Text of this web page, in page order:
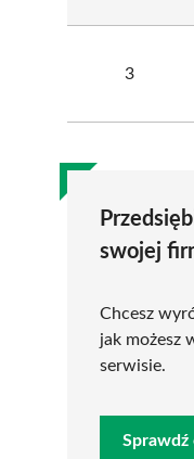
3
swojej
Chcesz
jak możesz
serwisie.